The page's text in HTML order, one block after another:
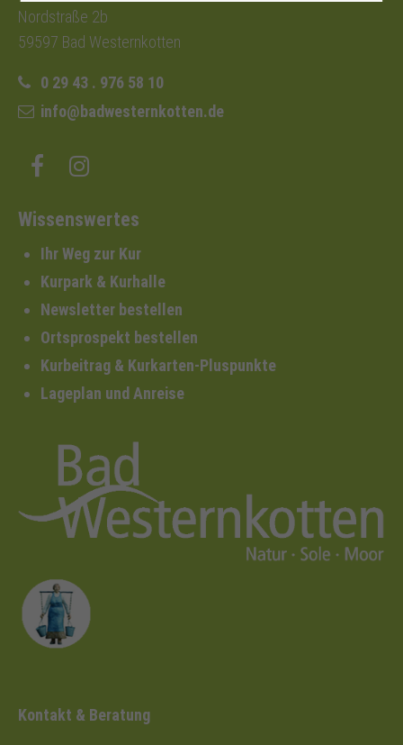
Nordstraße 2b
59597 Bad Westernkotten
0 29 43 . 976 58 10
info@badwesternkotten.de
Wissenswertes
Ihr Weg zur Kur
Kurpark & Kurhalle
Newsletter bestellen
Ortsprospekt bestellen
Kurbeitrag & Kurkarten-Pluspunkte
Lageplan und Anreise
Kontakt & Beratung